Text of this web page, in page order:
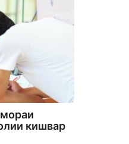
кишвар